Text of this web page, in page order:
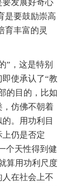
发展好奇心
是要鼓励崇高
育丰富的灵
，这是特别
使承认了“教
的目的，比如
仿佛不朝着
。用功利目
仍是否定
个天性得到健
算用功利尺度
在社会上不